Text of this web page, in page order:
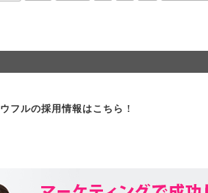
ウフルの採用情報はこちら !